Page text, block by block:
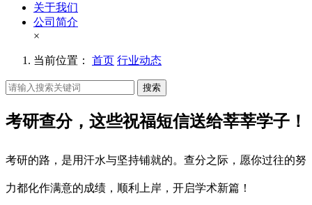
关于我们
公司简介
×
当前位置： 首页 行业动态
搜索
考研查分，这些祝福短信送给莘莘学子！
考研的路，是用汗水与坚持铺就的。查分之际，愿你过往的努
力都化作满意的成绩，顺利上岸，开启学术新篇！